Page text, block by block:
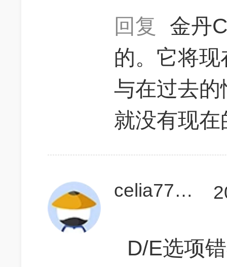
回复
金丹
的。它将
与在过去
就没有现
celia77dada
D/E选项